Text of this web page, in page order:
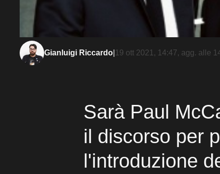
Gianluigi Riccardo 19 ott 2021, 14:47, agg. alle
Sarà Paul
il discorso per
l'introduzione